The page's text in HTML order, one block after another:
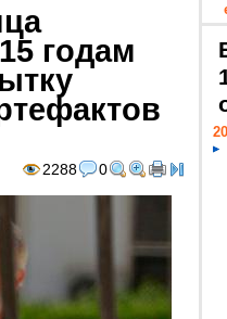
годам
2288 0